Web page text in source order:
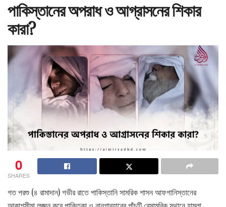
পাকিস্তানের অপরাধ ও আগ্রাসনের শিকার
কারা?
0
SHARES
গত পরশু (৪ রামাদান) গভীর রাতে পাকিস্তানি সামরিক শাসন আফগানিস্তানের